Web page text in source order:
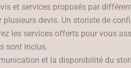
et services proposés par
plusieurs devis. Un storiste de
les services offerts pour vous
sont inclus.
et la disponibilité du